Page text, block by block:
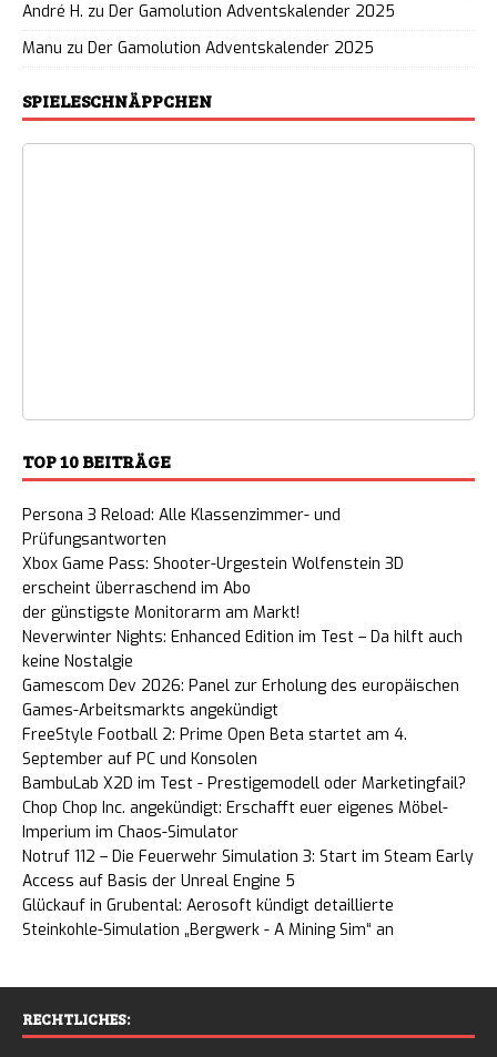
André H. zu Der Gamolution Adventskalender 2025
Manu zu Der Gamolution Adventskalender 2025
SPIELESCHNÄPPCHEN
TOP 10 BEITRÄGE
Persona 3 Reload: Alle Klassenzimmer- und
Prüfungsantworten
Xbox Game Pass: Shooter-Urgestein Wolfenstein 3D
erscheint überraschend im Abo
der günstigste Monitorarm am Markt!
Neverwinter Nights: Enhanced Edition im Test – Da hilft auch
keine Nostalgie
Gamescom Dev 2026: Panel zur Erholung des europäischen
Games-Arbeitsmarkts angekündigt
FreeStyle Football 2: Prime Open Beta startet am 4.
September auf PC und Konsolen
BambuLab X2D im Test - Prestigemodell oder Marketingfail?
Chop Chop Inc. angekündigt: Erschafft euer eigenes Möbel-
Imperium im Chaos-Simulator
Notruf 112 – Die Feuerwehr Simulation 3: Start im Steam Early
Access auf Basis der Unreal Engine 5
Glückauf in Grubental: Aerosoft kündigt detaillierte
Steinkohle-Simulation „Bergwerk - A Mining Sim“ an
RECHTLICHES: